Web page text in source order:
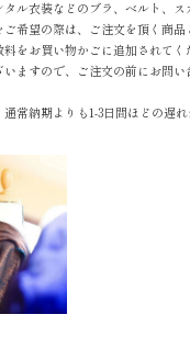
ル衣装などのブラ、ベルト、ス
希望の際は、ご注文を頂く商
をお買い物かごに追加されてく
ますので、ご注文の前にお問い
常納期よりも1-3日間ほどの遅